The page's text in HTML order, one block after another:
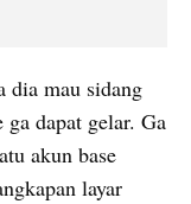
mau sidang
dapat gelar. Ga
akun base
layar